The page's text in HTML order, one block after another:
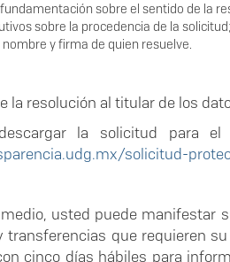
sobre el sentido de la
sobre la procedencia de la
nombre y firma de quien resuelve.
la resolución al titular de los
la solicitud para
solicitud-
usted puede manifestar
transferencias que requieren
cinco días hábiles para